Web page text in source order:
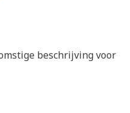
beschrijving voor